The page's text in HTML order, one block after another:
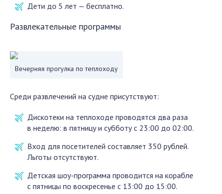
Дети до 5 лет — бесплатно.
Развлекательные программы
Вечерняя прогулка по теплоходу
Среди развлечений на судне присутствуют:
Дискотеки на теплоходе проводятся два раза
в неделю: в пятницу и субботу с 23:00 до 02:00.
Вход для посетителей составляет 350 рублей.
Льготы отсутствуют.
Детская шоу-программа проводится на корабле
с пятницы по воскресенье с 13:00 до 15:00.